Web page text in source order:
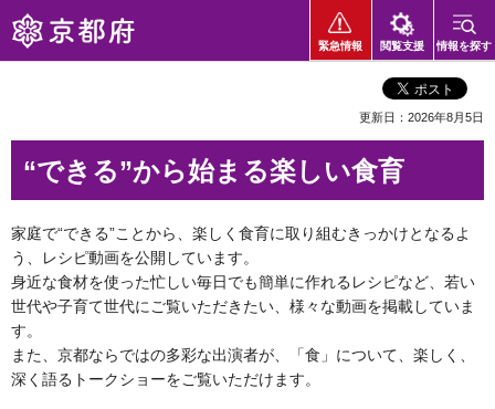
京都府
緊急情報 閲覧支援 情報を探す
更新日：2026年8月5日
“できる”から始まる楽しい食育
家庭で“できる”ことから、楽しく食育に取り組むきっかけとなるよ
う、レシピ動画を公開しています。
身近な食材を使った忙しい毎日でも簡単に作れるレシピなど、若い
世代や子育て世代にご覧いただきたい、様々な動画を掲載していま
す。
また、京都ならではの多彩な出演者が、「食」について、楽しく、
深く語るトークショーをご覧いただけます。